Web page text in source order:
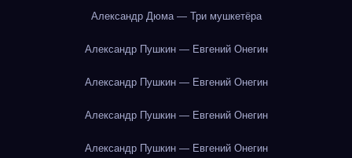
Александр Дюма — Три мушкетёра
Александр Пушкин — Евгений Онегин
Александр Пушкин — Евгений Онегин
Александр Пушкин — Евгений Онегин
Александр Пушкин — Евгений Онегин